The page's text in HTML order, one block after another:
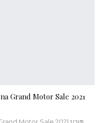
ครั้งแรกในไทย พร้อม